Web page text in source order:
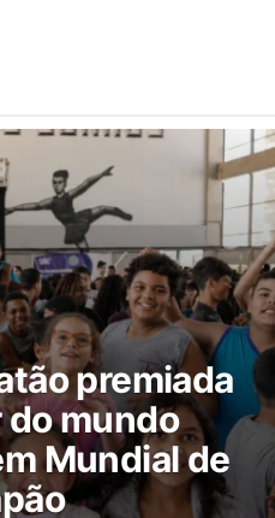
premiada
do mundo
Mundial de